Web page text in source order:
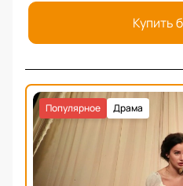
Купить
Драма
Популярное